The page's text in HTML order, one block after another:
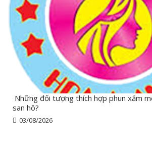
Những đối tượng thích hợp phun xăm
san hô?
03/08/2026